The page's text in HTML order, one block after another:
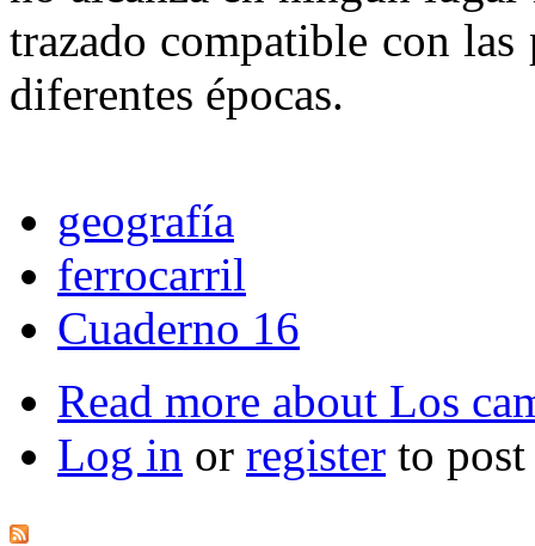
trazado compatible con
diferentes épocas.
geografía
ferrocarril
Cuaderno 16
Read more about Los
Log in or register to